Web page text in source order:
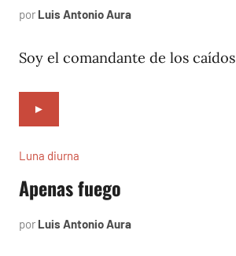
por Luis Antonio Aura
2023
Soy el comandante de los caídos
►
Luna diurna
Apenas fuego
por Luis Antonio Aura